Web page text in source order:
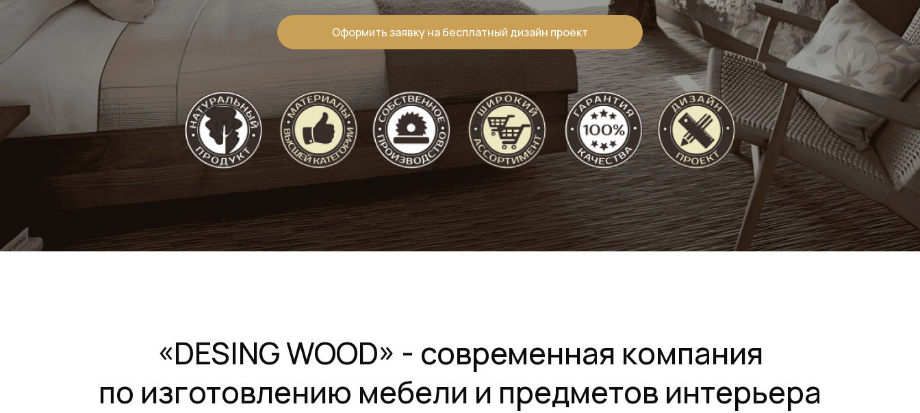
Оформить заявкуна бесплатный дизайн проект
«DESING WOOD» - современная компания
по изготовлению мебели и предметов интерьера